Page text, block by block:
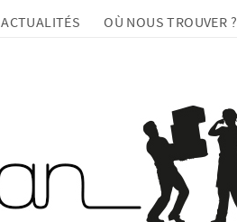
ACTUALITÉS OÙ NOUS TROUVER ?